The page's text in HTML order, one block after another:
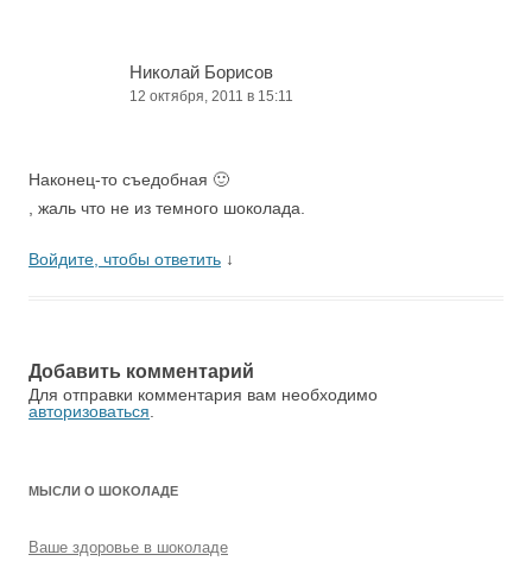
Николай Борисов
12 октября, 2011 в 15:11
Наконец-то съедобная 🙂
, жаль что не из темного шоколада.
Войдите, чтобы ответить ↓
Добавить комментарий
Для отправки комментария вам необходимо
авторизоваться.
МЫСЛИ О ШОКОЛАДЕ
Ваше здоровье в шоколаде